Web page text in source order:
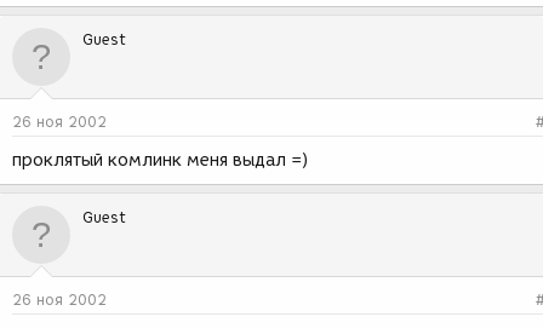
Guest
26 ноя 2002
проклятый комлинк меня выдал =)
Guest
26 ноя 2002